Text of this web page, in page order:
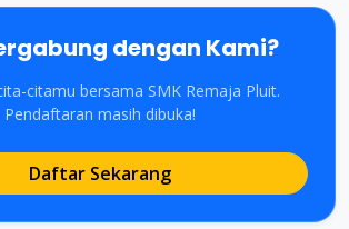
dengan Kami?
citamu bersama SMK Remaja Pluit.
Pendaftaran masih dibuka!
Daftar Sekarang